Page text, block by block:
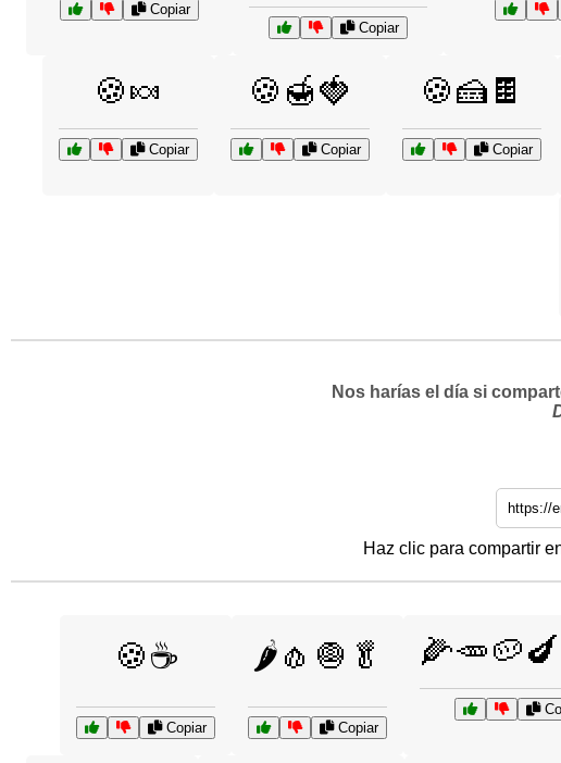
Copiar
Copiar
🍪🍬
Copiar
🍪🍯🍓
Copiar
🍪🍰🍫
Copiar
Nos harías el día si
Haz clic para compartir
🍪☕
Copiar
🌶️🧄🧅🥬
Copiar